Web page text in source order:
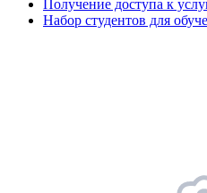
Получение доступа к
Набор студентов для